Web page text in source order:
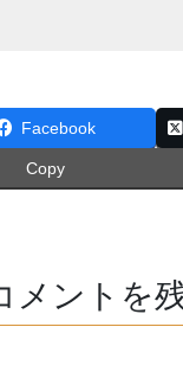
Facebook
Copy
メントを